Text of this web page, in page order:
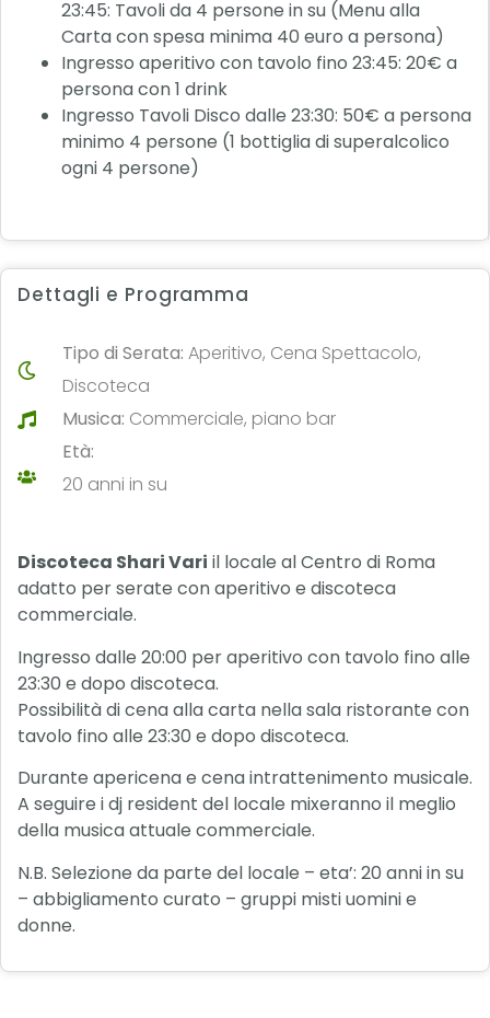
23:45: Tavoli da 4 persone in su (Menu alla
Carta con spesa minima 40 euro a persona)
Ingresso aperitivo con tavolo fino 23:45: 20€ a
persona con 1 drink
Ingresso Tavoli Disco dalle 23:30: 50€ a persona
minimo 4 persone (1 bottiglia di superalcolico
ogni 4 persone)
Dettagli e Programma
Tipo di Serata:Aperitivo, Cena Spettacolo,
Discoteca
Musica: Commerciale, piano bar
Età:
20 anni in su
Discoteca Shari Vari il locale al Centro di Roma
adatto per serate con aperitivo e discoteca
commerciale.
Ingresso dalle 20:00 per aperitivo con tavolo fino alle
23:30 e dopo discoteca.
Possibilità di cena alla carta nella sala ristorante con
tavolo fino alle 23:30 e dopo discoteca.
Durante apericena e cena intrattenimento musicale.
A seguire i dj resident del locale mixeranno il meglio
della musica attuale commerciale.
N.B. Selezione da parte del locale – eta’: 20 anni in su
– abbigliamento curato – gruppi misti uomini e
donne.